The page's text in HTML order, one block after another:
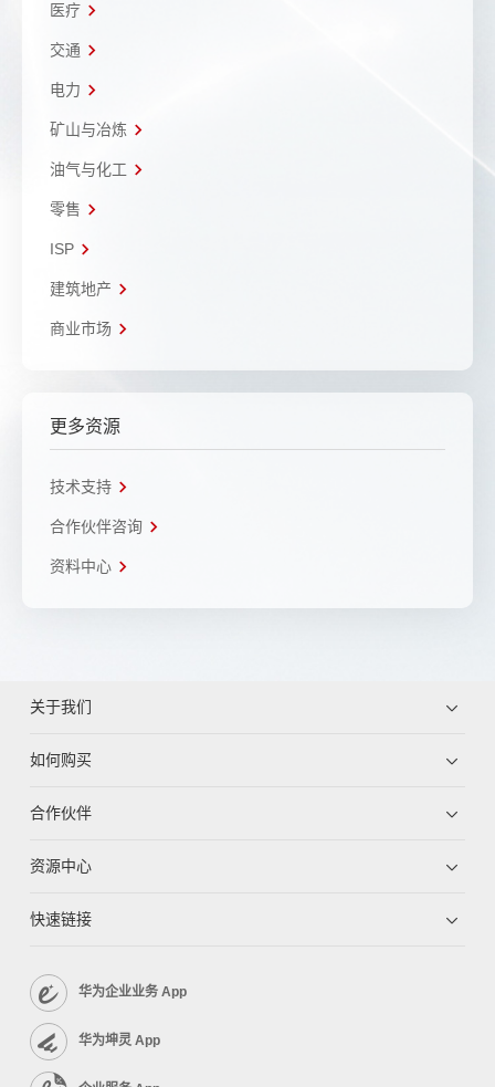
医疗
交通
电力
矿山与冶炼
油气与化工
零售
ISP
建筑地产
商业市场
更多资源
技术支持
合作伙伴咨询
资料中心
关于我们
如何购买
合作伙伴
资源中心
快速链接
华为企业业务 App
华为坤灵 App